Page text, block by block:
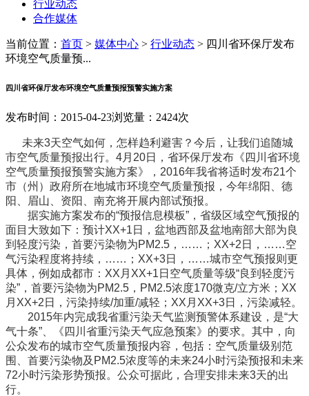
行业动态
合作媒体
当前位置： 首页 > 媒体中心 > 行业动态 > 四川省环保厅发布
环境空气质量预...
四川省环保厅发布环境空气质量预报预警实施方案
发布时间：2015-04-23浏览量：2424次
未来3天空气如何，怎样趋利避害？今后，让我们追随城
市空气质量预报出行。4月20日，省环保厅发布《四川省环境
空气质量预报预警实施方案》，2016年我省将适时发布21个
市（州）政府所在地城市环境空气质量预报，今年绵阳、德
阳、眉山、资阳、南充将开展内部试预报。
据实施方案发布的“预报信息模板”，省级区域空气预报的
面目大致如下：预计XX+1日，盆地西部及盆地南部大部为良
到轻度污染，首要污染物为PM2.5，……；XX+2日，……空
气污染程度将持续，……；XX+3日，……城市空气预报则更
具体，例如成都市：XX月XX+1日空气质量等级“良到轻度污
染”，首要污染物为PM2.5，PM2.5浓度170微克/立方米；XX
月XX+2日，污染持续/加重/减轻；XX月XX+3日，污染减轻。
2015年内完成我省重污染天气监测预警体系建设，是“大
气十条”、《四川省重污染天气应急预案》的要求。其中，向
公众发布的城市空气质量预报内容，包括：空气质量级别范
围、首要污染物及PM2.5浓度等的未来24小时污染预报和未来
72小时污染形势预报。公众可据此，合理安排未来3天的出
行。